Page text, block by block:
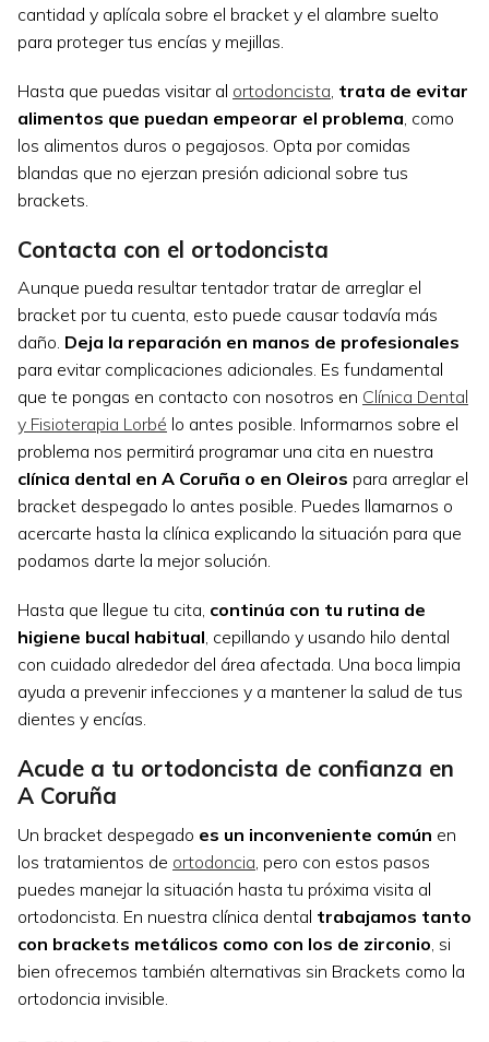
cantidad y aplícala sobre el bracket y el alambre suelto
para proteger tus encías y mejillas.
Hasta que puedas visitar al ortodoncista, trata de evitar
alimentos que puedan empeorar el problema, como
los alimentos duros o pegajosos. Opta por comidas
blandas que no ejerzan presión adicional sobre tus
brackets.
Contacta con el ortodoncista
Aunque pueda resultar tentador tratar de arreglar el
bracket por tu cuenta, esto puede causar todavía más
daño. Deja la reparación en manos de profesionales
para evitar complicaciones adicionales. Es fundamental
que te pongas en contacto con nosotros en Clínica Dental
y Fisioterapia Lorbé lo antes posible. Informarnos sobre el
problema nos permitirá programar una cita en nuestra
clínica dental en A Coruña o en Oleiros para arreglar el
bracket despegado lo antes posible. Puedes llamarnos o
acercarte hasta la clínica explicando la situación para que
podamos darte la mejor solución.
Hasta que llegue tu cita, continúa con tu rutina de
higiene bucal habitual, cepillando y usando hilo dental
con cuidado alrededor del área afectada. Una boca limpia
ayuda a prevenir infecciones y a mantener la salud de tus
dientes y encías.
Acude a tu ortodoncista de confianza en
A Coruña
Un bracket despegado es un inconveniente común en
los tratamientos de ortodoncia , pero con estos pasos
puedes manejar la situación hasta tu próxima visita al
ortodoncista. En nuestra clínica dental trabajamos tanto
con brackets metálicos como con los de zirconio , si
bien ofrecemos también alternativas sin Brackets como la
ortodoncia invisible.